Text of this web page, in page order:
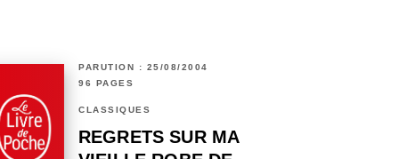
PARUTION : 25/08/2004
96 PAGES
CLASSIQUES
REGRETS SUR MA